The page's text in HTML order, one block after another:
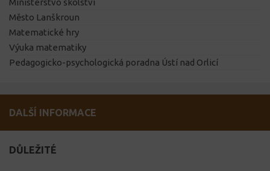
Ministerstvo školství
Město Lanškroun
Matematické hry
Výuka matematiky
Pedagogicko-psychologická poradna Ústí nad Orlicí
DALŠÍ INFORMACE
DŮLEŽITÉ